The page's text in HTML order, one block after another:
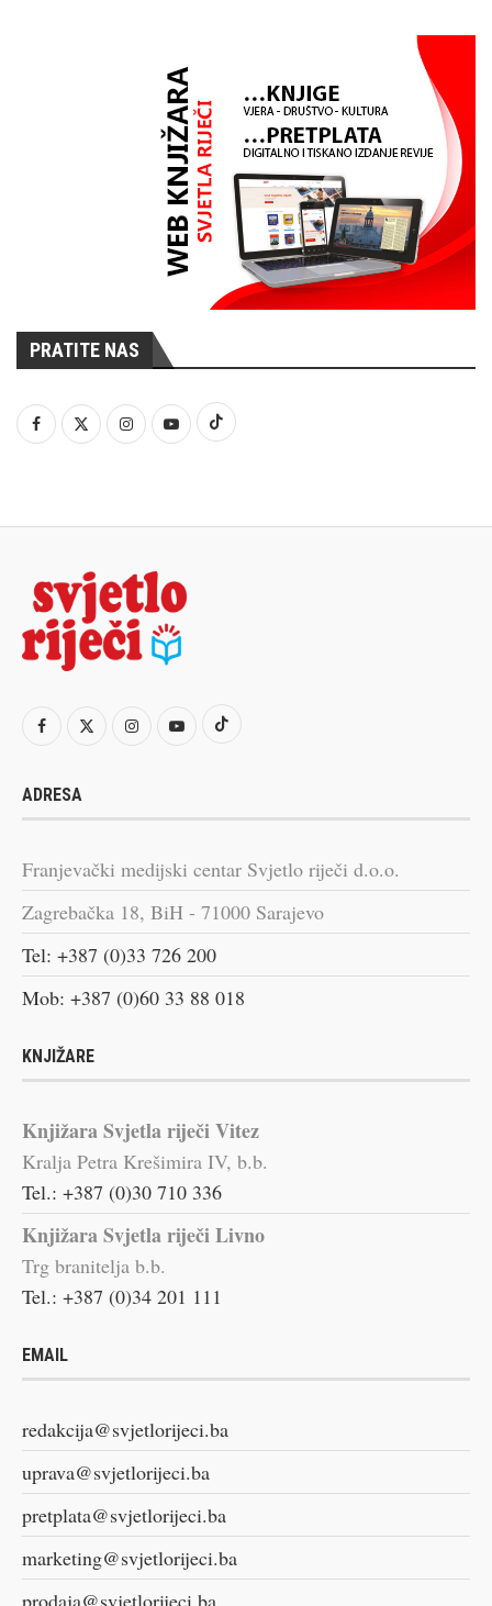
PRATITE NAS
ADRESA
Franjevački medijski centar Svjetlo riječi d.o.o.
Zagrebačka 18, BiH - 71000 Sarajevo
Tel: +387 (0)33 726 200
Mob: +387 (0)60 33 88 018
KNJIŽARE
Knjižara Svjetla riječi Vitez
Kralja Petra Krešimira IV, b.b.
Tel.: +387 (0)30 710 336
Knjižara Svjetla riječi Livno
Trg branitelja b.b.
Tel.: +387 (0)34 201 111
EMAIL
redakcija@svjetlorijeci.ba
uprava@svjetlorijeci.ba
pretplata@svjetlorijeci.ba
marketing@svjetlorijeci.ba
prodaja@svjetlorijeci.ba